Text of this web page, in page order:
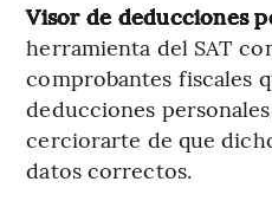
Visor de deducciones
herramienta del SAT
comprobantes fiscales
deducciones
cerciorarte de que
datos correctos.